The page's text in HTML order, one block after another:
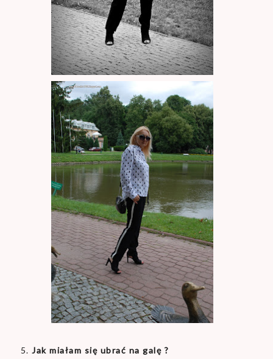
5.Jak miałam się ubrać na galę ?